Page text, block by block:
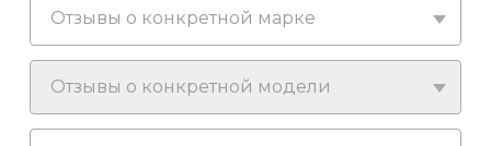
Отзывы о конкретной марке
Отзывы о конкретной модели